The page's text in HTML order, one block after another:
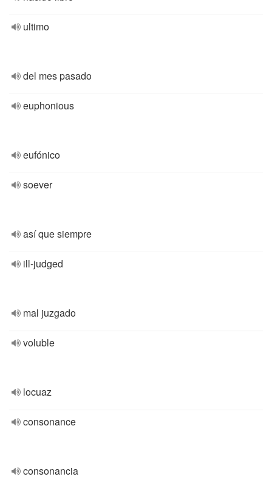
ultimo
del mes pasado
euphonious
eufónico
soever
así que siempre
ill-judged
mal juzgado
voluble
locuaz
consonance
consonancia